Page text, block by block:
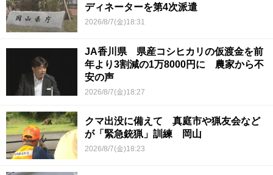
ディネーターを第4次派遣
2026/8/7(金)18:31
JA香川県 県産コシヒカリの仮渡金を前
年より3割減の1万8000円に 農家から不
安の声
2026/8/7(金)18:27
クマ出没に備えて 真庭市や猟友会など
が「緊急銃猟」訓練 岡山
2026/8/7(金)18:23